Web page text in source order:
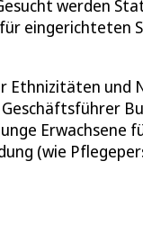
werden
eingerichteten
Ethnizitäten
Erwachsene
(wie